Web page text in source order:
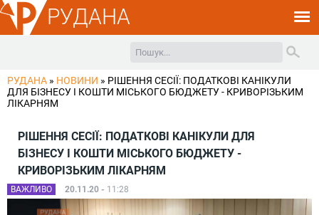
РУДАНА
РУДАНА » НОВИНИ » РІШЕННЯ СЕСІЇ: ПОДАТКОВІ КАНІКУЛИ
ДЛЯ БІЗНЕСУ І КОШТИ МІСЬКОГО БЮДЖЕТУ - КРИВОРІЗЬКИМ
ЛІКАРНЯМ
РІШЕННЯ СЕСІЇ: ПОДАТКОВІ КАНІКУЛИ ДЛЯ
БІЗНЕСУ І КОШТИ МІСЬКОГО БЮДЖЕТУ -
КРИВОРІЗЬКИМ ЛІКАРНЯМ
ВАЖЛИВО 20.11.20 - 11:28